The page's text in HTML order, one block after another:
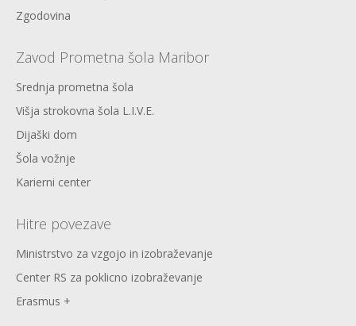
Zgodovina
Zavod Prometna šola Maribor
Srednja prometna šola
Višja strokovna šola L.I.V.E.
Dijaški dom
Šola vožnje
Karierni center
Hitre povezave
Ministrstvo za vzgojo in izobraževanje
Center RS za poklicno izobraževanje
Erasmus +